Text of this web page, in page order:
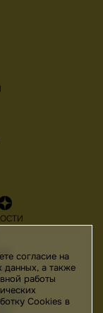
согласие на
данных, а также
работы
Cookies в
/ ИНН
н